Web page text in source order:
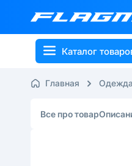
Каталог
Главная
Все про товар